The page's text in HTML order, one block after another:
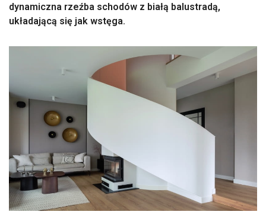
dynamiczna rzeźba schodów z białą balustradą,
układającą się jak wstęga.